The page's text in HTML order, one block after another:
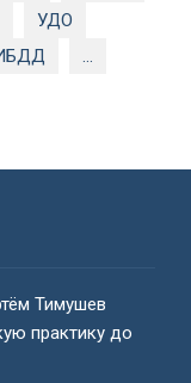
УДО
...
Тимушев
практику до